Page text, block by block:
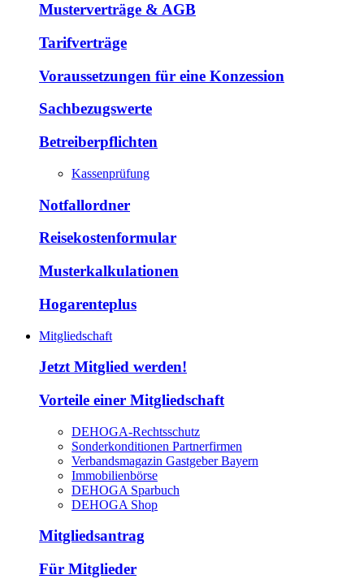
Musterverträge & AGB
Tarifverträge
Voraussetzungen für eine Konzession
Sachbezugswerte
Betreiberpflichten
Kassenprüfung
Notfallordner
Reisekostenformular
Musterkalkulationen
Hogarenteplus
Mitgliedschaft
Jetzt Mitglied werden!
Vorteile einer Mitgliedschaft
DEHOGA-Rechtsschutz
Sonderkonditionen Partnerfirmen
Verbandsmagazin Gastgeber Bayern
Immobilienbörse
DEHOGA Sparbuch
DEHOGA Shop
Mitgliedsantrag
Für Mitglieder